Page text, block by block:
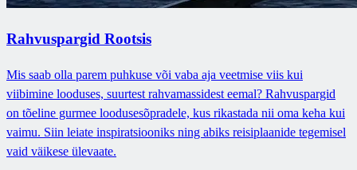
Rahvuspargid Rootsis
Mis saab olla parem puhkuse või vaba aja veetmise viis kui
viibimine looduses, suurtest rahvamassidest eemal? Rahvuspargid
on tõeline gurmee loodusesõpradele, kus rikastada nii oma keha kui
vaimu. Siin leiate inspiratsiooniks ning abiks reisiplaanide tegemisel
vaid väikese ülevaate.